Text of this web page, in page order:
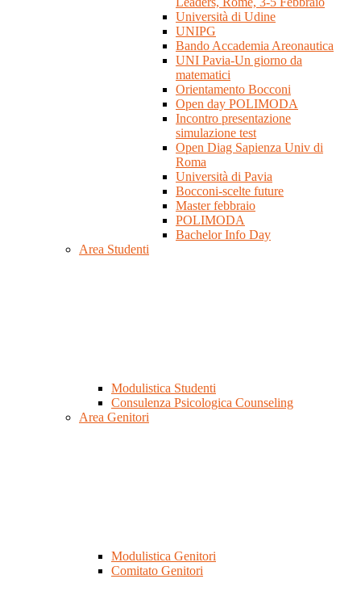
Università di Udine
UNIPG
Bando Accademia Areonautica
UNI Pavia-Un giorno da
matematici
Orientamento Bocconi
Open day POLIMODA
Incontro presentazione
simulazione test
Open Diag Sapienza Univ di
Roma
Università di Pavia
Bocconi-scelte future
Master febbraio
POLIMODA
Bachelor Info Day
Area Studenti
Modulistica Studenti
Consulenza Psicologica Counseling
Area Genitori
Modulistica Genitori
Comitato Genitori